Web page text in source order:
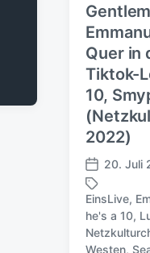
Quer in
Tiktok-
10,
2022)
V
e
r
ö
f
20. Juli
S
c
EinsLive,
he's a 10,
Westen,